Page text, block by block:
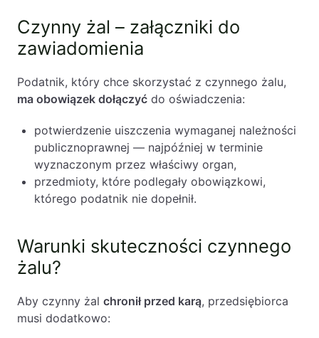
Czynny żal – załączniki do
zawiadomienia
Podatnik, który chce skorzystać z czynnego żalu,
ma obowiązek dołączyć do oświadczenia:
potwierdzenie uiszczenia wymaganej należności
publicznoprawnej — najpóźniej w terminie
wyznaczonym przez właściwy organ,
przedmioty, które podlegały obowiązkowi,
którego podatnik nie dopełnił.
Warunki skuteczności czynnego
żalu?
Aby czynny żal chronił przed karą, przedsiębiorca
musi dodatkowo: